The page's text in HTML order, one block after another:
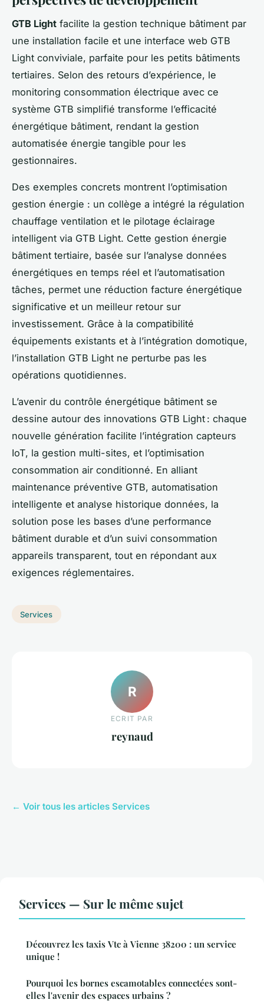
GTB Light facilite la gestion technique bâtiment par
une installation facile et une interface web GTB
Light conviviale, parfaite pour les petits bâtiments
tertiaires. Selon des retours d’expérience, le
monitoring consommation électrique avec ce
système GTB simplifié transforme l’efficacité
énergétique bâtiment, rendant la gestion
automatisée énergie tangible pour les
gestionnaires.
Des exemples concrets montrent l’optimisation
gestion énergie : un collège a intégré la régulation
chauffage ventilation et le pilotage éclairage
intelligent via GTB Light. Cette gestion énergie
bâtiment tertiaire, basée sur l’analyse données
énergétiques en temps réel et l’automatisation
tâches, permet une réduction facture énergétique
significative et un meilleur retour sur
investissement. Grâce à la compatibilité
équipements existants et à l’intégration domotique,
l’installation GTB Light ne perturbe pas les
opérations quotidiennes.
L’avenir du contrôle énergétique bâtiment se
dessine autour des innovations GTB Light : chaque
nouvelle génération facilite l’intégration capteurs
IoT, la gestion multi-sites, et l’optimisation
consommation air conditionné. En alliant
maintenance préventive GTB, automatisation
intelligente et analyse historique données, la
solution pose les bases d’une performance
bâtiment durable et d’un suivi consommation
appareils transparent, tout en répondant aux
exigences réglementaires.
Services
R
ECRIT PAR
reynaud
← Voir tous les articles Services
Services — Sur le même sujet
Découvrez les taxis Vtc à Vienne 38200 : un service
unique !
Pourquoi les bornes escamotables connectées sont-
elles l'avenir des espaces urbains ?